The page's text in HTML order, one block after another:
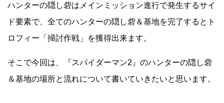
ハンターの隠し砦はメインミッション進行で発生するサイ
ド要素で、全てのハンターの隠し砦＆基地を完了するとト
ロフィー「掃討作戦」を獲得出来ます。
そこで今回は、『スパイダーマン2』のハンターの隠し砦
＆基地の場所と流れについて書いていきたいと思います。